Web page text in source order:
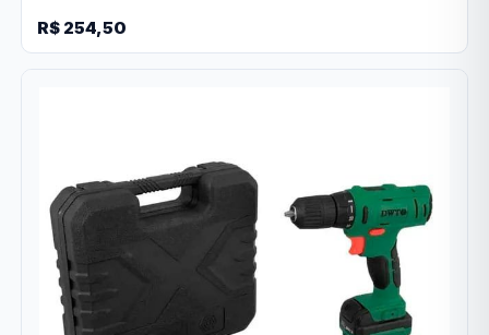
R$ 254,50